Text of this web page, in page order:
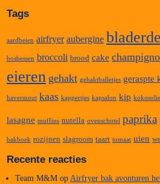
Tags
aardbeien airfryer aubergine
bosbessen broccoli brood cake
eieren gehakt gehaktballetjes geraspte
havermout kaas kappertjes kapsalon kip kokosolie
lasagne muffins nutella ovenschotel paprika
bakboek rozijnen slagroom taart tomaat uien
Recente reacties
Team M&M opAirfryer bak avonturen